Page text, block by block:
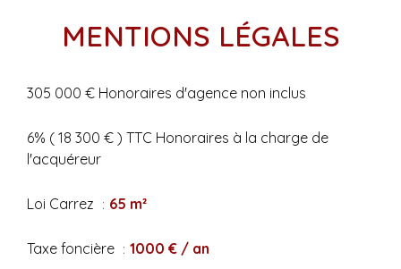
MENTIONS LÉGALES
305 000 € Honoraires d'agence non inclus
6% ( 18 300 € ) TTC Honoraires à la charge de
l'acquéreur
Loi Carrez 65 m²
Taxe foncière 1000 € / an